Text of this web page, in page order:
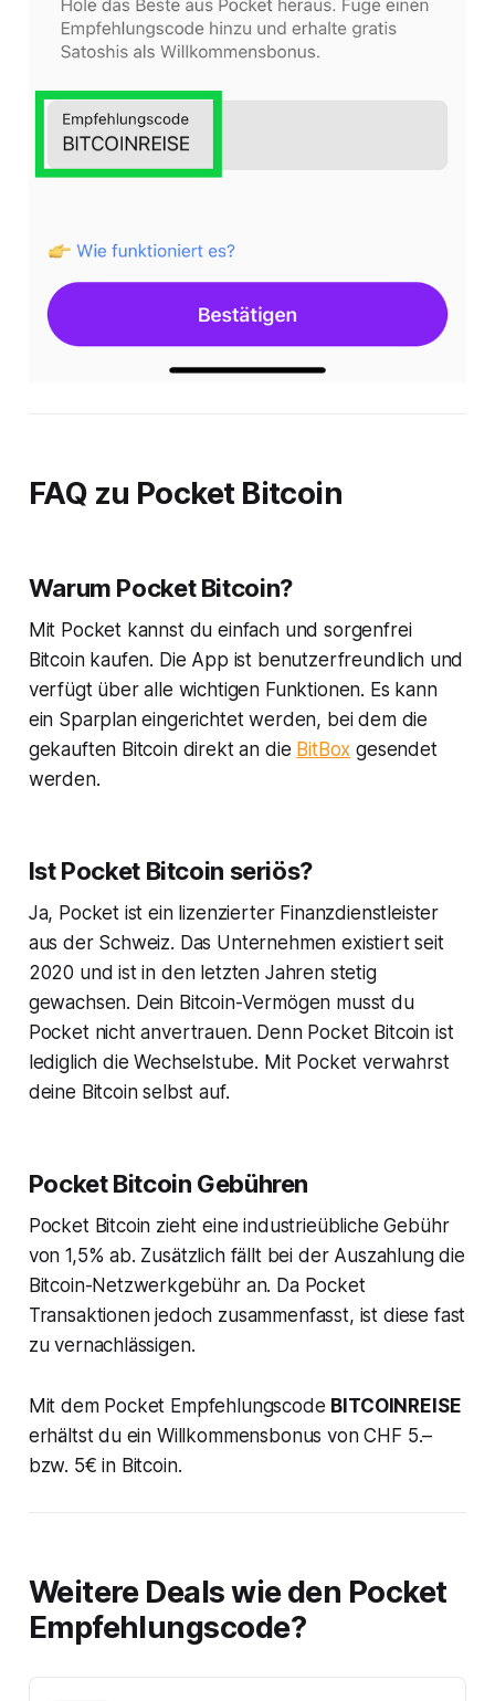
FAQ zu Pocket Bitcoin
Warum Pocket Bitcoin?
Mit Pocket kannst du einfach und sorgenfrei
Bitcoin kaufen. Die App ist benutzerfreundlich und
verfügt über alle wichtigen Funktionen. Es kann
ein Sparplan eingerichtet werden, bei dem die
gekauften Bitcoin direkt an die BitBox gesendet
werden.
Ist Pocket Bitcoin seriös?
Ja, Pocket ist ein lizenzierter Finanzdienstleister
aus der Schweiz. Das Unternehmen existiert seit
2020 und ist in den letzten Jahren stetig
gewachsen. Dein Bitcoin-Vermögen musst du
Pocket nicht anvertrauen. Denn Pocket Bitcoin ist
lediglich die Wechselstube. Mit Pocket verwahrst
deine Bitcoin selbst auf.
Pocket Bitcoin Gebühren
Pocket Bitcoin zieht eine industrieübliche Gebühr
von 1,5% ab. Zusätzlich fällt bei der Auszahlung die
Bitcoin-Netzwerkgebühr an. Da Pocket
Transaktionen jedoch zusammenfasst, ist diese fast
zu vernachlässigen.
Mit dem Pocket Empfehlungscode BITCOINREISE
erhältst du ein Willkommensbonus von CHF 5.–
bzw. 5€ in Bitcoin.
Weitere Deals wie den Pocket
Empfehlungscode?